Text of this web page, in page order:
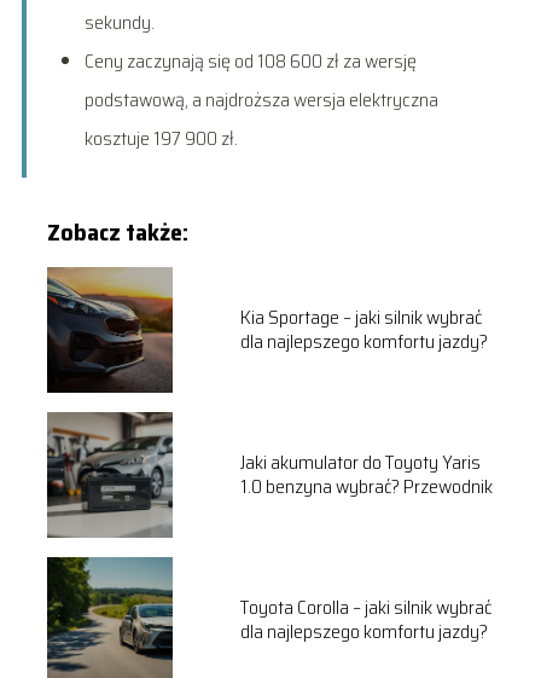
sekundy.
Ceny zaczynają się od 108 600 zł za wersję
podstawową, a najdroższa wersja elektryczna
kosztuje 197 900 zł.
Zobacz także:
Kia Sportage – jaki silnik wybrać
dla najlepszego komfortu jazdy?
Jaki akumulator do Toyoty Yaris
1.0 benzyna wybrać? Przewodnik
Toyota Corolla – jaki silnik wybrać
dla najlepszego komfortu jazdy?